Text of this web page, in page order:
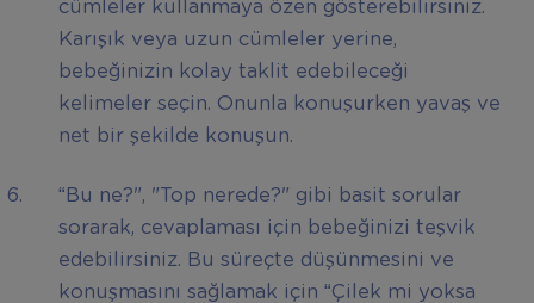
cümleler kullanmaya özen gösterebilirsiniz.
Karışık veya uzun cümleler yerine,
bebeğinizin kolay taklit edebileceği
kelimeler seçin. Onunla konuşurken yavaş ve
net bir şekilde konuşun.
“Bu ne?", "Top nerede?" gibi basit sorular
sorarak, cevaplaması için bebeğinizi teşvik
edebilirsiniz. Bu süreçte düşünmesini ve
konuşmasını sağlamak için “Çilek mi yoksa